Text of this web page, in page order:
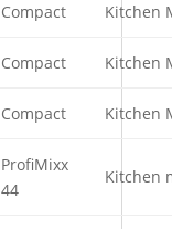
Compact Kitchen
Compact Kitchen
Compact Kitchen
ProfiMixx
44
Kitchen